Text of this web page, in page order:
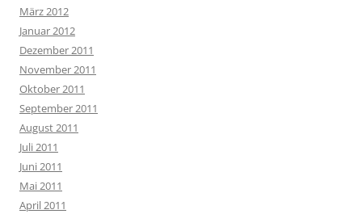
März 2012
Januar 2012
Dezember 2011
November 2011
Oktober 2011
September 2011
August 2011
Juli 2011
Juni 2011
Mai 2011
April 2011